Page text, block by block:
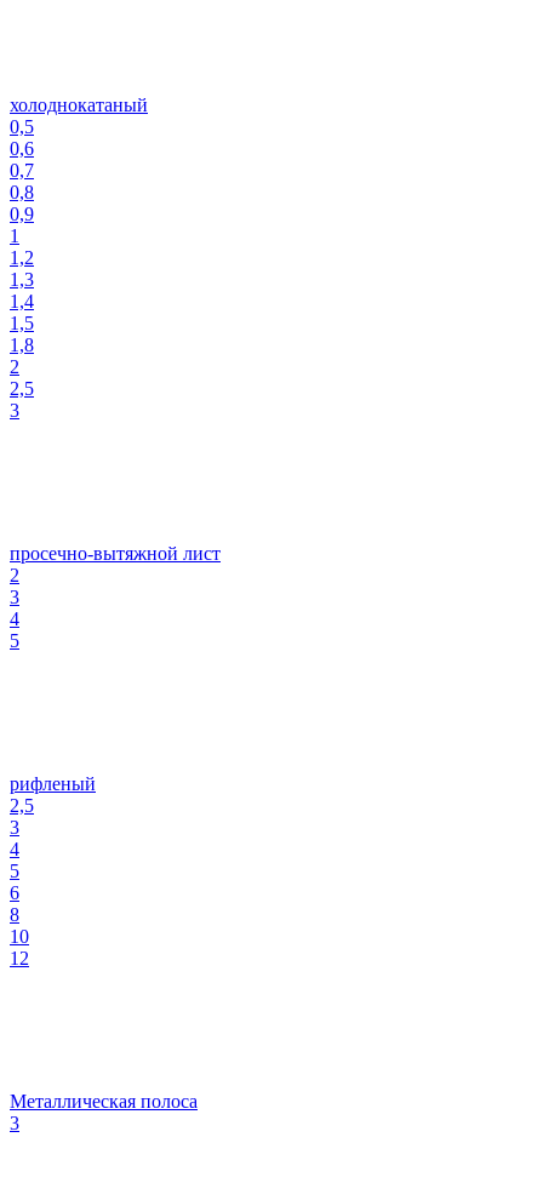
холоднокатаный
0,5
0,6
0,7
0,8
0,9
1
1,2
1,3
1,4
1,5
1,8
2
2,5
3
просечно-вытяжной лист
2
3
4
5
рифленый
2,5
3
4
5
6
8
10
12
Металлическая полоса
3